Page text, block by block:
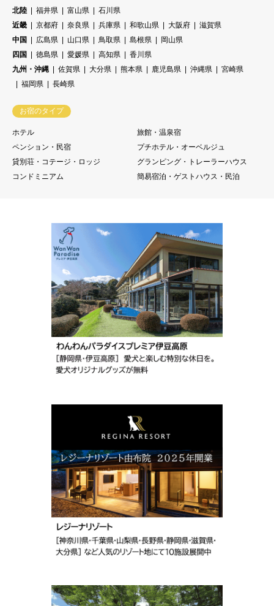
北陸 福井県 富山県
石川県
近畿
京都府 奈良県 兵庫県 和歌山県 大阪府
滋賀県
中国
広島県 山口県 鳥取県 島根県
岡山県
四国
徳島県 愛媛県 高知県
香川県
九州・沖縄
佐賀県 大分県 熊本県 鹿児島県 沖縄県
宮崎県
福岡県
長崎県
お宿のタイプ
ホテル
旅館・温泉宿
ペンション・民宿
プチホテル・オーベルジュ
貸別荘・コテージ・ロッジ
グランピング・トレーラーハウス
コンドミニアム
簡易宿泊・ゲストハウス・民泊